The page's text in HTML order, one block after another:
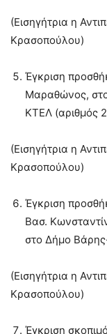
(Εισηγήτρια η
Κρασοπούλου)
Έγκριση
Μαραθώνος,
ΚΤΕΛ (αριθμός
(Εισηγήτρια η
Κρασοπούλου)
Έγκριση
Βασ.
στο Δήμο
(Εισηγήτρια η
Κρασοπούλου)
Έγκριση